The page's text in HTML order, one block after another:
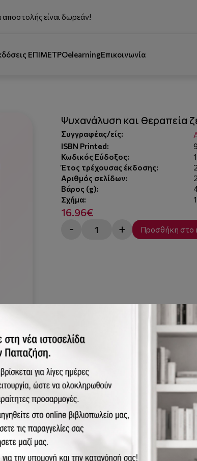
είναι δωρεάν!
ΕΠΙΜΕΤΡΟelearningΕπικοινωνία
Ψυχανάλυση και θεραπεία
Συγγραφέας/είς:
ISBN Printed:
Κωδικός Εύδοξος:
Έτος τρέχουσας έκδοσης:
Αριθμός σελίδων:
Βάρος (g):
Σχήμα:
16.96€
- + Προσθήκη στο
παρότι άρχισε να εφαρμόζεται ήδη από τη
διάστημα δεν αναγνωρίστηκε ως αυτοτελής
του ζεύγους οδήγησε είτε στην εφαρμογή του
της οικογένειας από τις συστημικές
τις τελευταίες δεκαετίες επέτρεψαν τη
την ασυνείδητη διυποκειμενική και
«εγώ» και «εμείς», στα ασυνείδητα συμβόλαια,
περιεκτικού ψυχικού χώρου του ζεύγους.